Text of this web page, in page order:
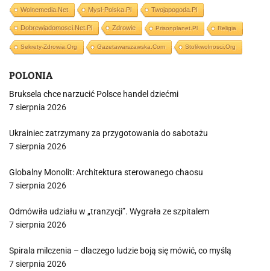
Wolnemedia.net Mysl-Polska.pl Twojapogoda.pl
Dobrewiadomosci.net.pl Zdrowie Prisonplanet.pl Religia
Sekrety-Zdrowia.org Gazetawarszawska.com Stolikwolnosci.org
POLONIA
Bruksela chce narzucić Polsce handel dziećmi
7 sierpnia 2026
Ukrainiec zatrzymany za przygotowania do sabotażu
7 sierpnia 2026
Globalny Monolit: Architektura sterowanego chaosu
7 sierpnia 2026
Odmówiła udziału w „tranzycji”. Wygrała ze szpitalem
7 sierpnia 2026
Spirala milczenia – dlaczego ludzie boją się mówić, co myślą
7 sierpnia 2026